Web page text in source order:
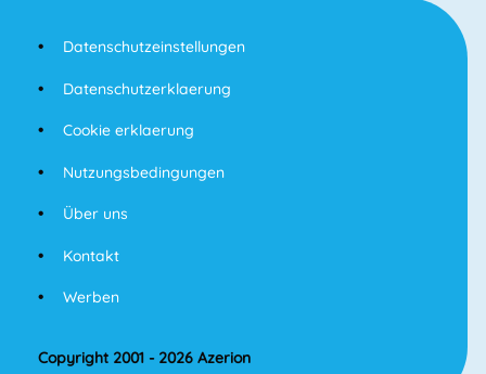
Datenschutzeinstellungen
Datenschutzerklaerung
Cookie erklaerung
Nutzungsbedingungen
Über uns
Kontakt
Werben
Copyright 2001 - 2026 Azerion